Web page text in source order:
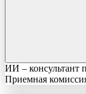
ИИ – консультант
Приемная